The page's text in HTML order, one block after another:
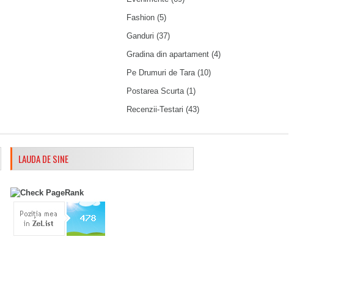
Fashion (5)
Ganduri (37)
Gradina din apartament (4)
Pe Drumuri de Tara(10)
Postarea Scurta(1)
Recenzii-Testari (43)
LAUDA DE SINE